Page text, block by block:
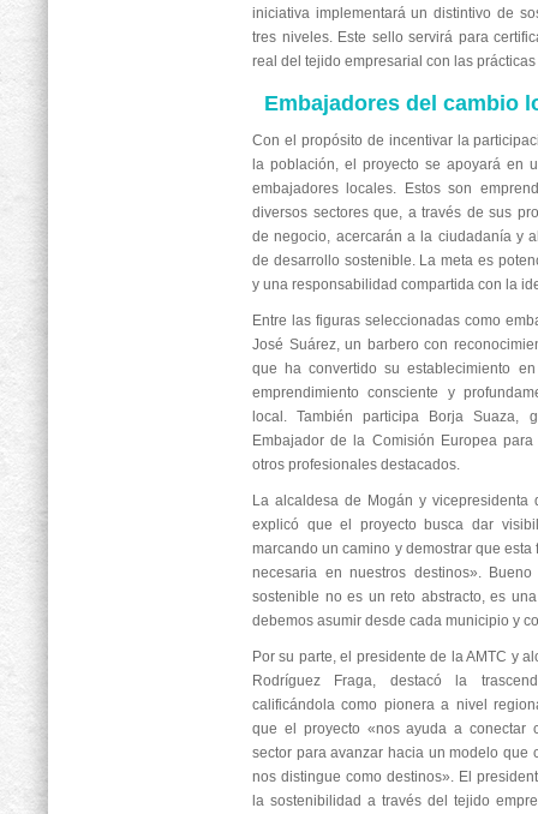
iniciativa implementará un distintivo de
tres niveles. Este sello servirá para
real del tejido empresarial con las
Embajadores del cambio
Con el propósito de incentivar la
la población, el proyecto se apoyará en
embajadores locales. Estos son
diversos sectores que, a través de sus
de negocio, acercarán a la ciudadanía y
de desarrollo sostenible. La meta es
y una responsabilidad compartida con la
Entre las figuras seleccionadas como
José Suárez, un barbero con
que ha convertido su establecimiento
emprendimiento consciente y
local. También participa Borja Suaza,
Embajador de la Comisión Europea
otros profesionales destacados.
La alcaldesa de Mogán y vicepresidenta
explicó que el proyecto busca dar
marcando un camino y demostrar que
necesaria en nuestros destinos».
sostenible no es un reto abstracto, es
debemos asumir desde cada municipio y
Por su parte, el presidente de la AMTC y
Rodríguez Fraga, destacó la
calificándola como pionera a nivel
que el proyecto «nos ayuda a conectar
sector para avanzar hacia un modelo que
nos distingue como destinos». El
la sostenibilidad a través del tejido